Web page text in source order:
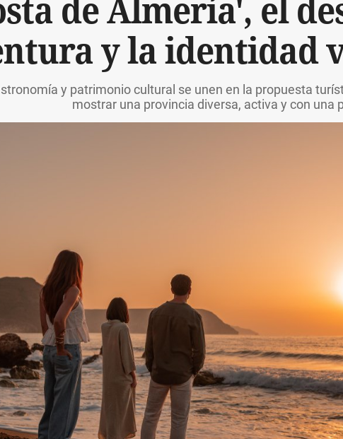
de Almería', el
y la identidad
y patrimonio cultural se unen en la propuesta
mostrar una provincia diversa, activa y con una